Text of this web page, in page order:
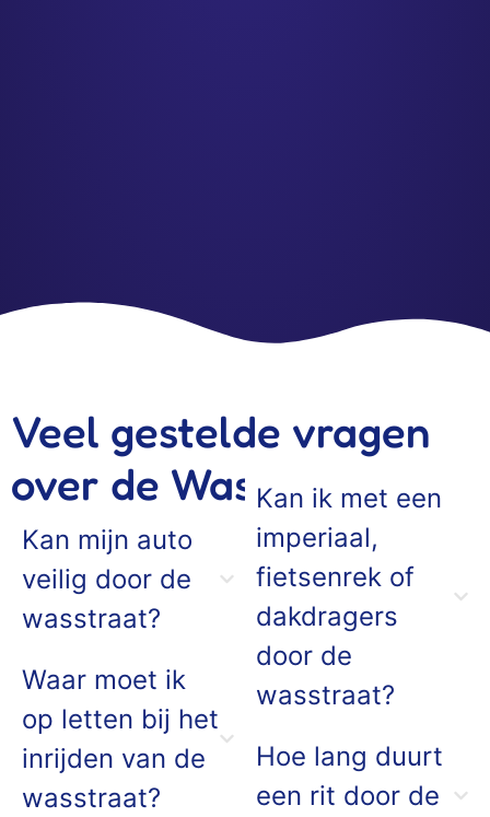
Veel gestelde vragen
over de Wasstraat
Kan mijn auto
veilig door de
wasstraat?
Waar moet ik
op letten bij het
inrijden van de
wasstraat?
Kan ik met een
imperiaal,
fietsenrek of
dakdragers
door de
wasstraat?
Hoe lang duurt
een rit door de